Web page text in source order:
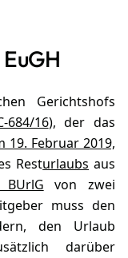
Gerichtshofs
16), der das
19. Februar 2019,
Resturlaubs aus
von zwei
muss den
den Urlaub
darüber